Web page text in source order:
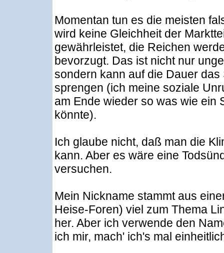
Momentan tun es die meisten
wird keine Gleichheit der
gewährleistet, die Reichen
bevorzugt. Das ist nicht nur
sondern kann auf die Dauer das
sprengen (ich meine soziale
am Ende wieder so was wie ein
könnte).
Ich glaube nicht, daß man die
kann. Aber es wäre eine
versuchen.
Mein Nickname stammt aus
Heise-Foren) viel zum Thema
her. Aber ich verwende den
ich mir, mach' ich's mal